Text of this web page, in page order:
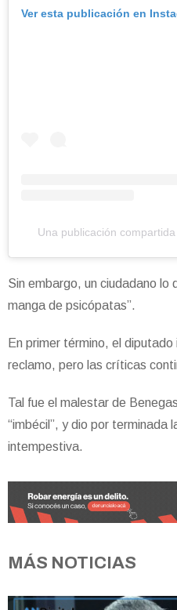
Ver esta publicación en
Una publicación
Sin embargo, un ciudadano lo
manga de psicópatas”.
En primer término, el
reclamo, pero las críticas
Tal fue el malestar de
“imbécil”, y dio por terminada
intempestiva.
MÁS NOTICIAS